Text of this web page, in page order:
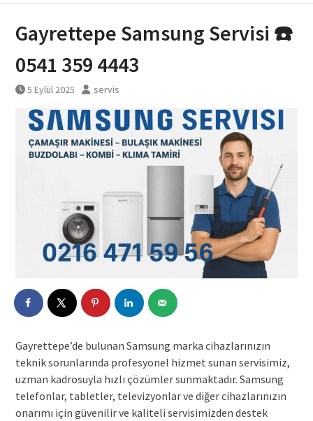
Gayrettepe Samsung Servisi ☎️
0541 359 4443
5 Eylül 2025 servis
Gayrettepe’de bulunan Samsung marka cihazlarınızın
teknik sorunlarında profesyonel hizmet sunan servisimiz,
uzman kadrosuyla hızlı çözümler sunmaktadır. Samsung
telefonlar, tabletler, televizyonlar ve diğer cihazlarınızın
onarımı için güvenilir ve kaliteli servisimizden destek